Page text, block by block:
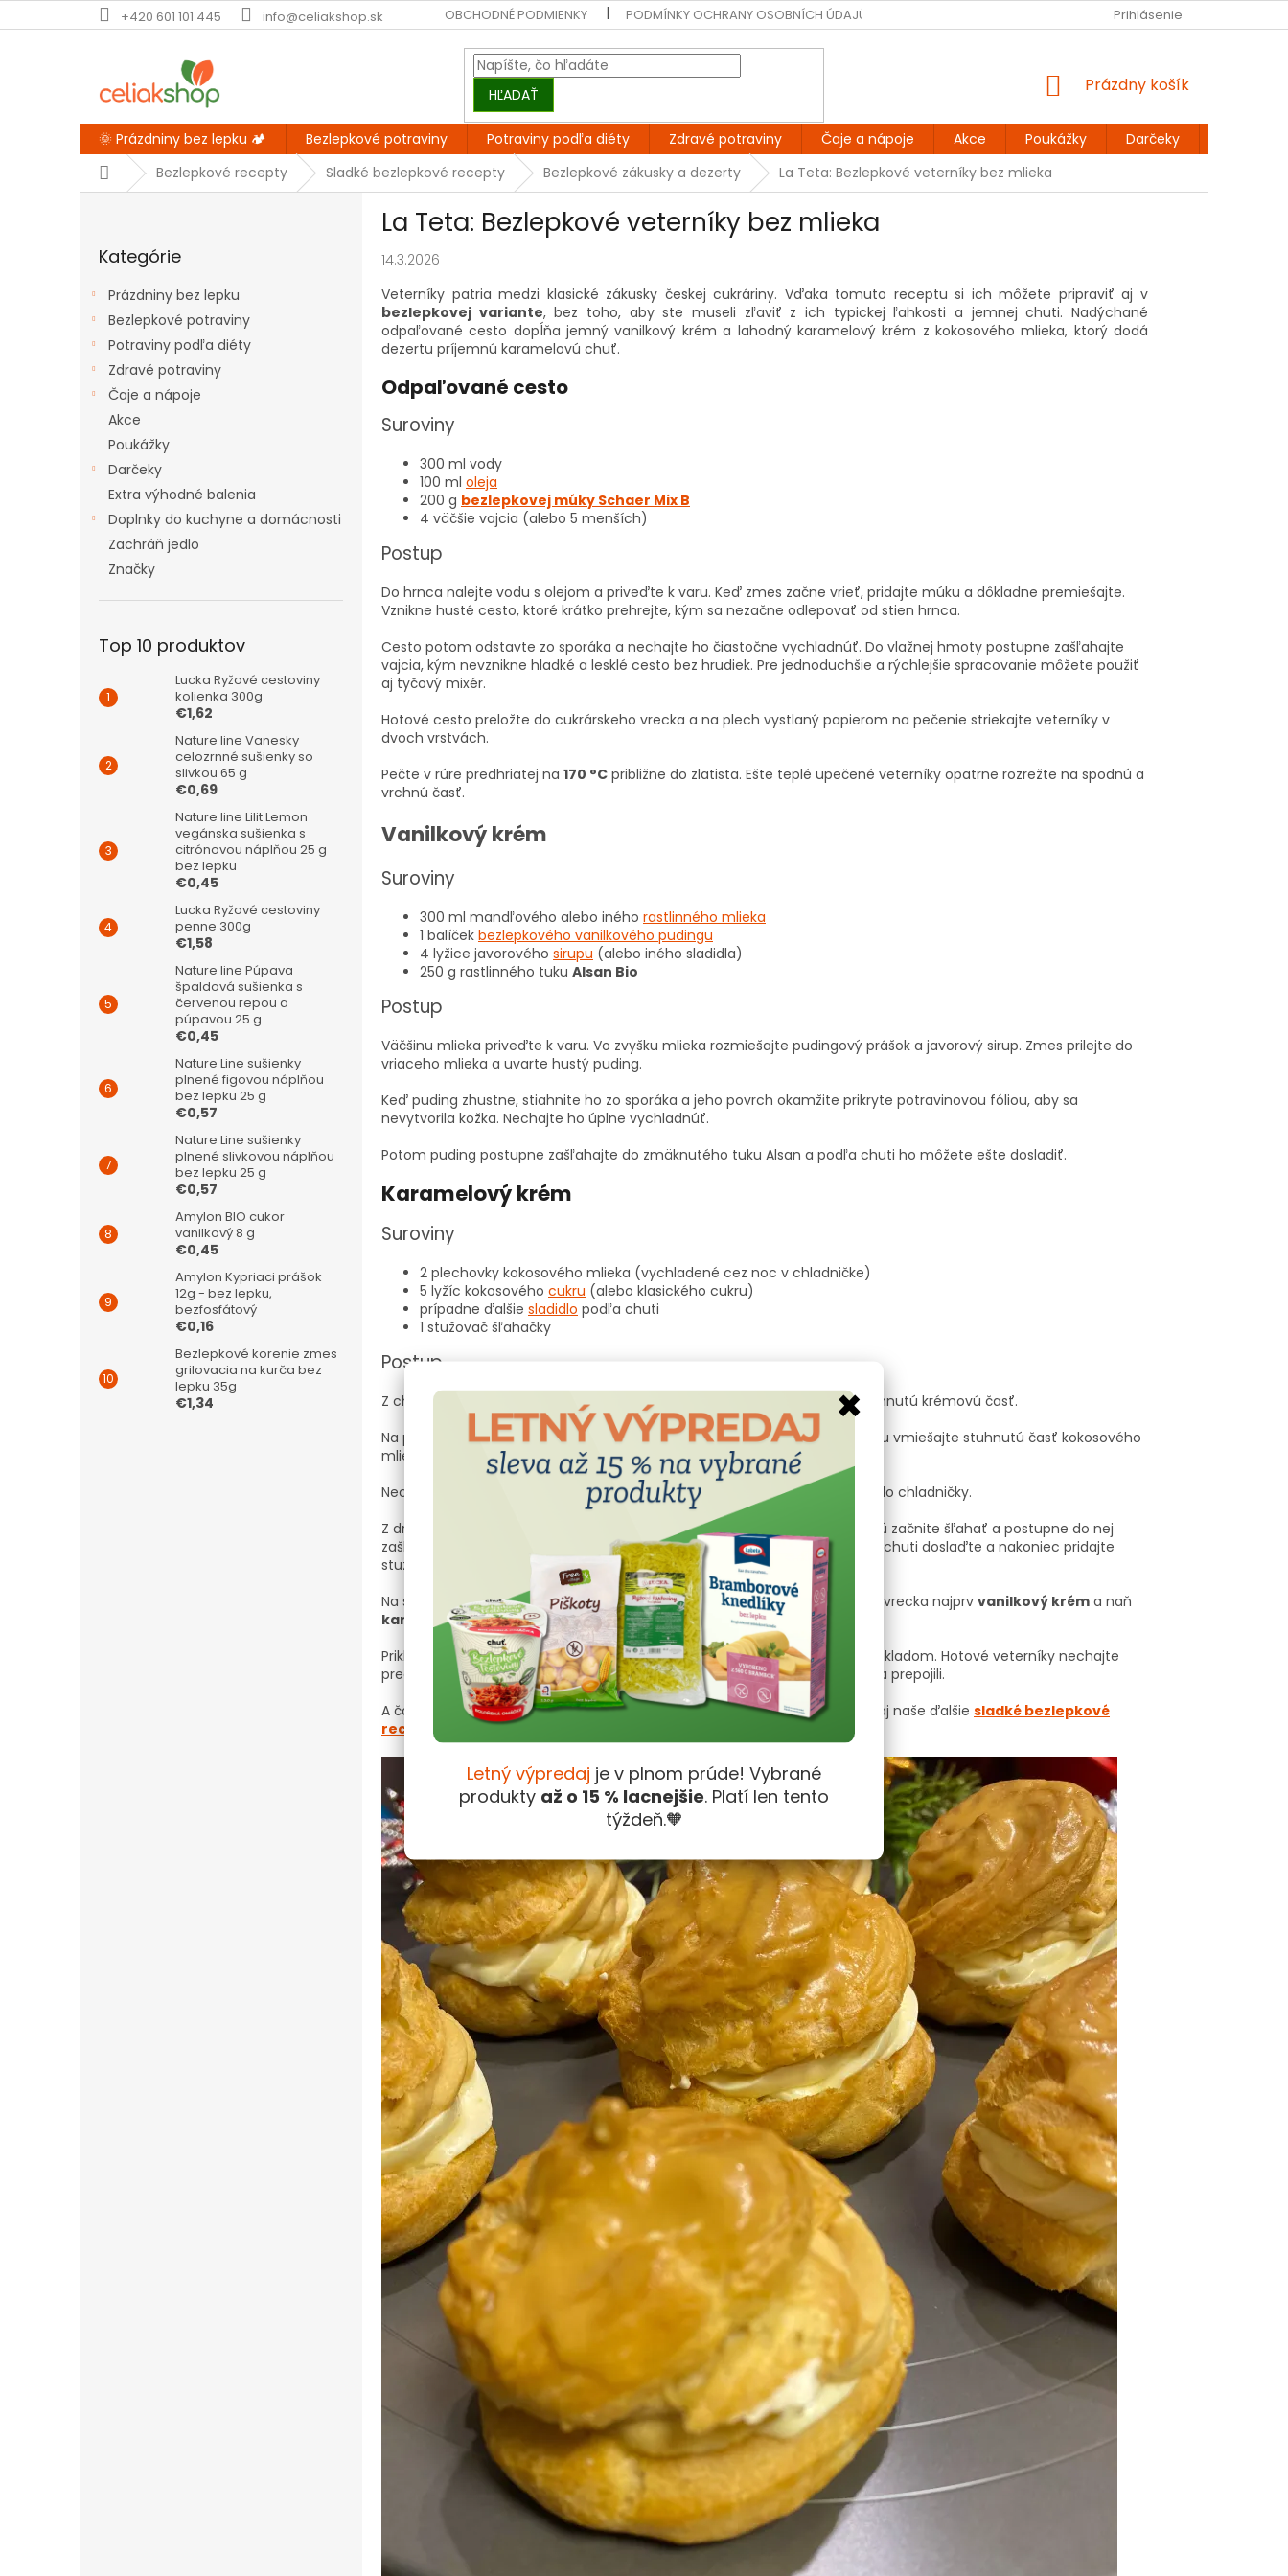
na
+420 601 101 445 info@celiakshop.sk OBCHODNÉ PODMIENKY PODMÍNKY OCHRANY OSOBNÍCH ÚDAJŮ KONTAKT DOPRAVA A PLATBA
Prihlásenie
HĽADAŤ
NÁKUPNÝ
Prázdny košík
🌞 Prázdniny bez lepku 🏕️ Bezlepkové potraviny Potraviny podľa diéty Zdravé potraviny Čaje a nápoje Akce Poukážky Darčeky
DomovBezlepkové recepty Sladké bezlepkové recepty Bezlepkové zákusky a dezerty La Teta: Bezlepkové veterníky bez mlieka
kategórie
Kategórie
Prázdniny bez lepku
Bezlepkové potraviny
Potraviny podľa diéty
Zdravé potraviny
Čaje a nápoje
Akce
Poukážky
Darčeky
Extra výhodné balenia
Doplnky do kuchyne a domácnosti
Zachráň jedlo
Značky
Top 10 produktov
Lucka Ryžové cestoviny
kolienka 300g
€1,62
Nature line Vanesky
celozrnné sušienky so
slivkou 65 g
€0,69
Nature line Lilit Lemon
vegánska sušienka s
citrónovou náplňou 25 g
bez lepku
€0,45
Lucka Ryžové cestoviny
penne 300g
€1,58
Nature line Púpava
špaldová sušienka s
červenou repou a
púpavou 25 g
€0,45
Nature Line sušienky
plnené figovou náplňou
bez lepku 25 g
€0,57
Nature Line sušienky
plnené slivkovou náplňou
bez lepku 25 g
€0,57
Amylon BIO cukor
vanilkový 8 g
€0,45
Amylon Kypriaci prášok
12g - bez lepku,
bezfosfátový
€0,16
Bezlepkové korenie zmes
grilovacia na kurča bez
lepku 35g
€1,34
La Teta: Bezlepkové veterníky bez mlieka
14.3.2026
Veterníky patria medzi klasické zákusky českej cukráriny. Vďaka tomuto receptu si ich môžete pripraviť aj v
bezlepkovej variante, bez toho, aby ste museli zľaviť z ich typickej ľahkosti a jemnej chuti. Nadýchané
odpaľované cesto dopĺňa jemný vanilkový krém a lahodný karamelový krém z kokosového mlieka, ktorý dodá
dezertu príjemnú karamelovú chuť.
Odpaľované cesto
Suroviny
300 ml vody
100 ml oleja
200 g bezlepkovej múky Schaer Mix B
4 väčšie vajcia (alebo 5 menších)
Postup
Do hrnca nalejte vodu s olejom a priveďte k varu. Keď zmes začne vrieť, pridajte múku a dôkladne premiešajte.
Vznikne husté cesto, ktoré krátko prehrejte, kým sa nezačne odlepovať od stien hrnca.
Cesto potom odstavte zo sporáka a nechajte ho čiastočne vychladnúť. Do vlažnej hmoty postupne zašľahajte
vajcia, kým nevznikne hladké a lesklé cesto bez hrudiek. Pre jednoduchšie a rýchlejšie spracovanie môžete použiť
aj tyčový mixér.
Hotové cesto preložte do cukrárskeho vrecka a na plech vystlaný papierom na pečenie striekajte veterníky v
dvoch vrstvách.
Pečte v rúre predhriatej na 170 °C približne do zlatista. Ešte teplé upečené veterníky opatrne rozrežte na spodnú a
vrchnú časť.
Vanilkový krém
Suroviny
300 ml mandľového alebo iného rastlinného mlieka
1 balíček bezlepkového vanilkového pudingu
4 lyžice javorového sirupu (alebo iného sladidla)
250 g rastlinného tuku Alsan Bio
Postup
Väčšinu mlieka priveďte k varu. Vo zvyšku mlieka rozmiešajte pudingový prášok a javorový sirup. Zmes prilejte do
vriaceho mlieka a uvarte hustý puding.
Keď puding zhustne, stiahnite ho zo sporáka a jeho povrch okamžite prikryte potravinovou fóliou, aby sa
nevytvorila kožka. Nechajte ho úplne vychladnúť.
Potom puding postupne zašľahajte do zmäknutého tuku Alsan a podľa chuti ho môžete ešte dosladiť.
Karamelový krém
Suroviny
2 plechovky kokosového mlieka (vychladené cez noc v chladničke)
5 lyžíc kokosového cukru (alebo klasického cukru)
prípadne ďalšie sladidlo podľa chuti
1 stužovač šľahačky
Postup
Z chladničky vyberte jednu plechovku kokosového mlieka a oddeľte jej stuhnutú krémovú časť.
Na panvici pripravte karamel z kokosového cukru. Do ešte teplého karamelu vmiešajte stuhnutú časť kokosového
mlieka. Zmes dôkladne premiešajte, aby vznikol hladký karamelový základ.
Nechajte ho úplne vychladnúť – ideálne ho pripravte deň vopred a uložte do chladničky.
Z druhej plechovky kokosového mlieka opäť odoberte iba stuhnutú časť. Tú začnite šľahať a postupne do nej
zašľahávajte približne polovicu pripraveného karamelového základu. Podľa chuti doslaďte a nakoniec pridajte
stužovač šľahačky.
Na spodné časti upečených veterníkov nastriekajte pomocou cukrárskeho vrecka najprv vanilkový krém a naň
karamelový krém.
Priklopte vrchnou časťou veterníka, ktorú potrite zvyšným karamelovým základom. Hotové veterníky nechajte
pred podávaním vychladiť v chladničke, aby krémy krásne stuhli a chute sa prepojili.
A čo ďalej? Vychutnajte si veterníky so šálkoučaju alebokávya pozrite si aj naše ďalšie sladké bezlepkové
recepty
×
Letný výpredaj je v plnom prúde! Vybrané
produkty až o 15 % lacnejšie. Platí len tento
týždeň.🧡